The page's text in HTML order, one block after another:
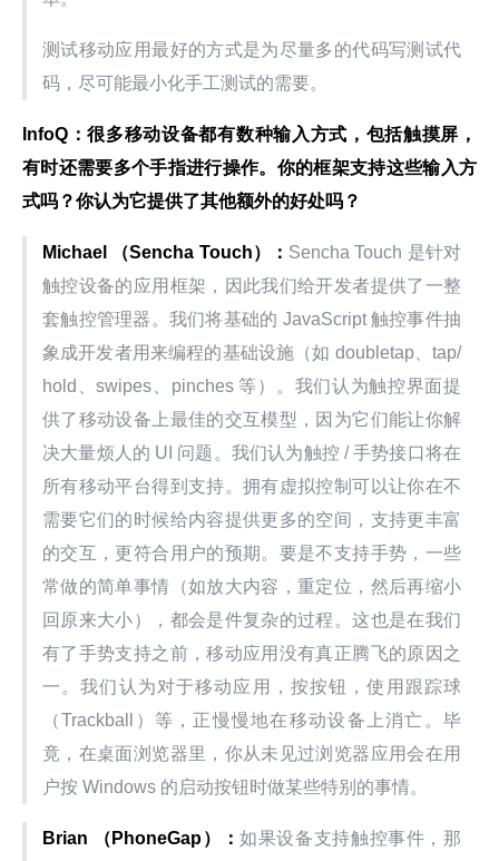
测试移动应用最好的方式是为尽量多的代码写测试代
码，尽可能最小化手工测试的需要。
InfoQ：很多移动设备都有数种输入方式，包括触摸屏，
有时还需要多个手指进行操作。你的框架支持这些输入方
式吗？你认为它提供了其他额外的好处吗？
Michael （Sencha Touch）： Sencha Touch 是针对
触控设备的应用框架，因此我们给开发者提供了一整
套触控管理器。我们将基础的 JavaScript 触控事件抽
象成开发者用来编程的基础设施（如 doubletap、tap/
hold、swipes、pinches 等）。我们认为触控界面提
供了移动设备上最佳的交互模型，因为它们能让你解
决大量烦人的 UI 问题。我们认为触控 / 手势接口将在
所有移动平台得到支持。拥有虚拟控制可以让你在不
需要它们的时候给内容提供更多的空间，支持更丰富
的交互，更符合用户的预期。要是不支持手势，一些
常做的简单事情（如放大内容，重定位，然后再缩小
回原来大小），都会是件复杂的过程。这也是在我们
有了手势支持之前，移动应用没有真正腾飞的原因之
一。我们认为对于移动应用，按按钮，使用跟踪球
（Trackball）等，正慢慢地在移动设备上消亡。毕
竟，在桌面浏览器里，你从未见过浏览器应用会在用
户按 Windows 的启动按钮时做某些特别的事情。
Brian （PhoneGap）：如果设备支持触控事件，那